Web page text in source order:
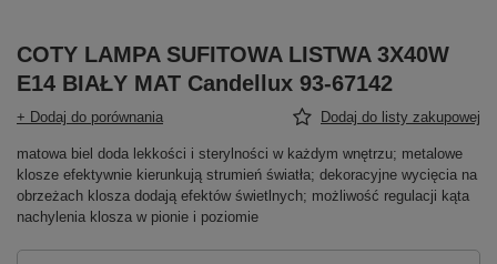
COTY LAMPA SUFITOWA LISTWA 3X40W
E14 BIAŁY MAT Candellux 93-67142
+ Dodaj do porównania Dodaj do listy zakupowej
matowa biel doda lekkości i sterylności w każdym wnętrzu; metalowe
klosze efektywnie kierunkują strumień światła; dekoracyjne wycięcia na
obrzeżach klosza dodają efektów świetlnych; możliwość regulacji kąta
nachylenia klosza w pionie i poziomie